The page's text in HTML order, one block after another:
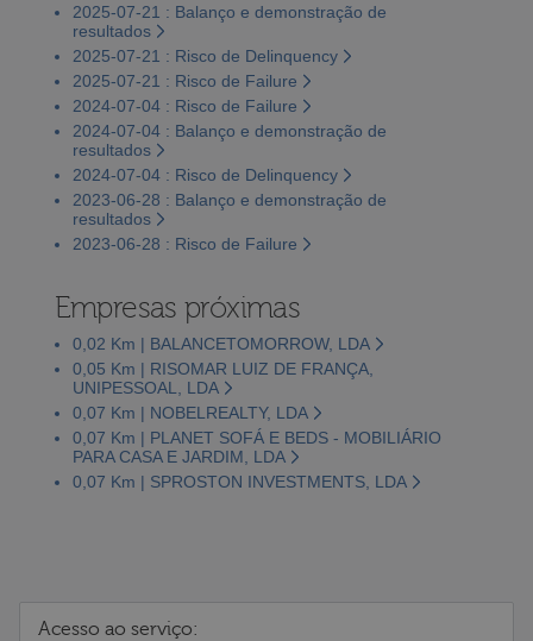
2025-07-21 : Balanço e demonstração de
resultados
2025-07-21 : Risco de Delinquency
2025-07-21 : Risco de Failure
2024-07-04 : Risco de Failure
2024-07-04 : Balanço e demonstração de
resultados
2024-07-04 : Risco de Delinquency
2023-06-28 : Balanço e demonstração de
resultados
2023-06-28 : Risco de Failure
Empresas próximas
0,02 Km | BALANCETOMORROW, LDA
0,05 Km | RISOMAR LUIZ DE FRANÇA,
UNIPESSOAL, LDA
0,07 Km | NOBELREALTY, LDA
0,07 Km | PLANET SOFÁ E BEDS - MOBILIÁRIO
PARA CASA E JARDIM, LDA
0,07 Km | SPROSTON INVESTMENTS, LDA
Acesso ao serviço: